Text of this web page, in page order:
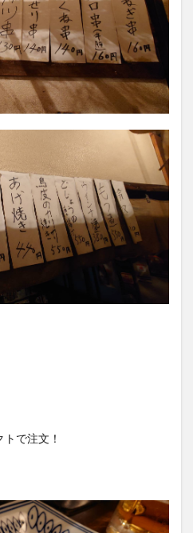
で注文！